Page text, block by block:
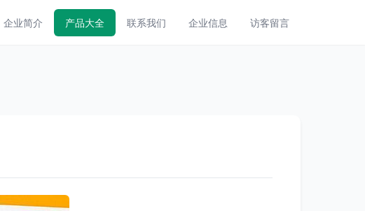
企业简介 产品大全 联系我们 企业信息 访客留言